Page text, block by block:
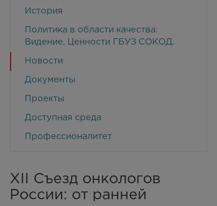
История
Политика в области качества:
Видение, Ценности ГБУЗ СОКОД.
Новости
Документы
Проекты
Доступная среда
Профессионалитет
XII Съезд онкологов
России: от ранней